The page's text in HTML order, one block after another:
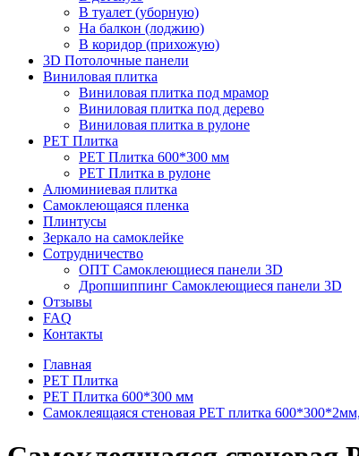
В туалет (уборную)
На балкон (лоджию)
В коридор (прихожую)
3D Потолочные панели
Виниловая плитка
Виниловая плитка под мрамор
Виниловая плитка под дерево
Виниловая плитка в рулоне
PET Плитка
PET Плитка 600*300 мм
PET Плитка в рулоне
Алюминиевая плитка
Самоклеющаяся пленка
Плинтусы
Зеркало на самоклейке
Сотрудничество
ОПТ Самоклеющиеся панели 3D
Дропшиппинг Самоклеющиеся панели 3D
Отзывы
FAQ
Контакты
Главная
PET Плитка
PET Плитка 600*300 мм
Самоклеящаяся стеновая PET плитка